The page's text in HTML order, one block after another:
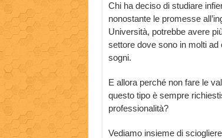
Chi ha deciso di studiare
nonostante le promesse
Università, potrebbe avere
settore dove sono in molti
sogni.
E allora perché non fare le
questo tipo è sempre
professionalità?
Vediamo insieme di